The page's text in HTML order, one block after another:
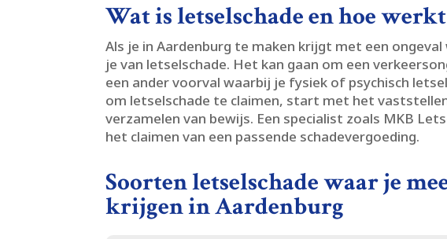
Wat is letselschade en hoe
Als je in Aardenburg te maken krijgt met een
je van letselschade.​ Het kan gaan om een
een ander voorval waarbij je fysiek of psychisch
om letselschade te claimen, start met het
verzamelen van bewijs.​ Een specialist zoals MKB
het claimen van een passende schadevergoeding.​
Soorten letselschade waar je
krijgen in Aardenburg